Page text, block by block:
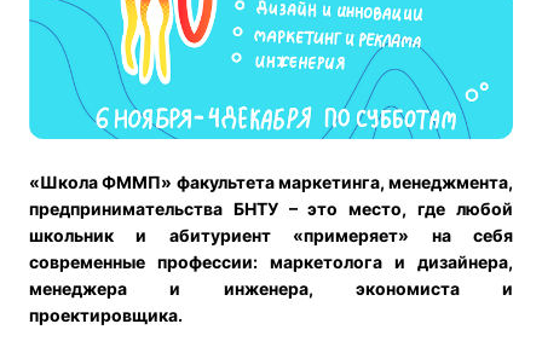
«Школа ФММП» факультета маркетинга, менеджмента,
предпринимательства БНТУ – это место, где любой
школьник и абитуриент «примеряет» на себя
современные профессии: маркетолога и дизайнера,
менеджера и инженера, экономиста и
проектировщика.